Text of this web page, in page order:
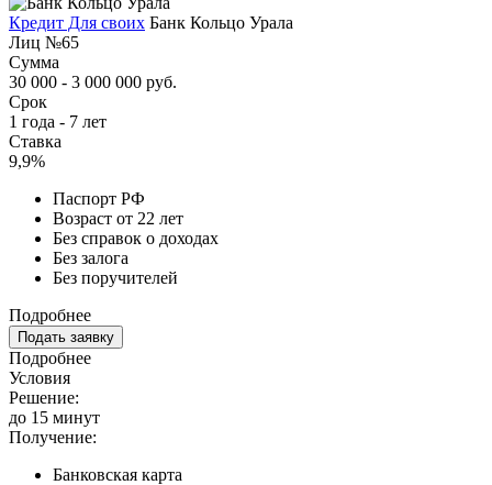
Кредит Для своих Банк Кольцо Урала
Лиц №65
Сумма
30 000 - 3 000 000 руб.
Срок
1 года - 7 лет
Ставка
9,9%
Паспорт РФ
Возраст от 22 лет
Без справок о доходах
Без залога
Без поручителей
Подробнее
Подать заявку
Подробнее
Условия
Решение:
до 15 минут
Получение:
Банковская карта